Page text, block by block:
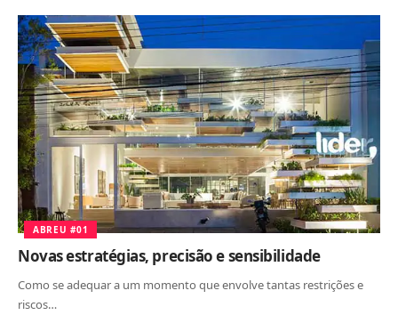
ABREU #01
Novas estratégias, precisão e sensibilidade
Como se adequar a um momento que envolve tantas restrições e
riscos…